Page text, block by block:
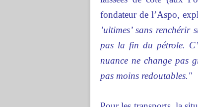
fondateur de l’Aspo,
’ultimes’ sans
pas la fin du pétrole.
nuance ne change pas
pas moins redoutables."